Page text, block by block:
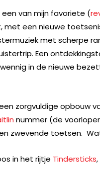
van mijn favoriete (
met een nieuwe
met scherpe
Een
in de nieuwe
zorgvuldige opbouw
nummer (de
zwevende toetsen.
in het rijtje Tindersticks,